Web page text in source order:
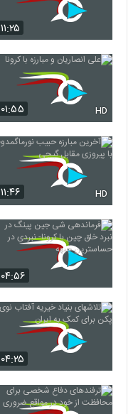
۱۱:۲۵
۰۱:۵۵ HD
۱۱:۴۶ HD
۰۴:۵۶
۰۴:۲۵